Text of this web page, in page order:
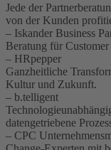
Jede der
von der Kunden
– Iskander Business
Beratung für
– HRpepper
Ganzheitliche
Kultur und Zukunft.
– b.telligent
datengetriebene
– CPC